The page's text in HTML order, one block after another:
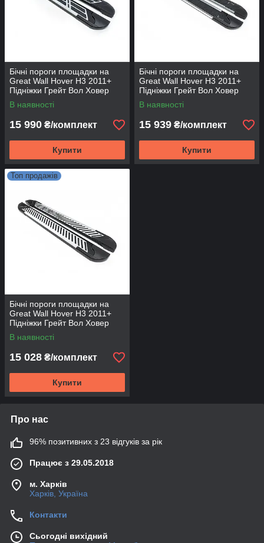
Бічні пороги площадки на
Great Wall Hover H3 2011+
Підніжки Грейт Вол Ховер
Sunrise
В наявності
15 990 ₴/комплект
Купити
Бічні пороги площадки на
Great Wall Hover H3 2011+
Підніжки Грейт Вол Ховер
RedLine V1
В наявності
15 939 ₴/комплект
Купити
Топ продажів
Бічні пороги площадки на
Great Wall Hover H3 2011+
Підніжки Грейт Вол Ховер
Line
В наявності
15 028 ₴/комплект
Купити
Про нас
96% позитивних з 23 відгуків за рік
Працює з 29.05.2018
м. Харків
Харків, Україна
Контакти
Сьогодні вихідний